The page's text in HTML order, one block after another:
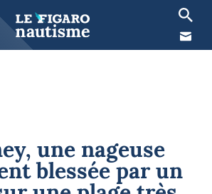
une nageuse
blessée par un